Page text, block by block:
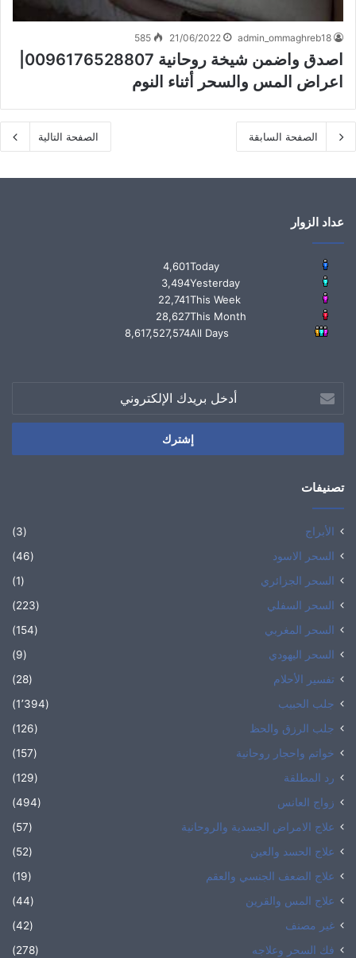
admin_ommaghreb18
21/06/2022
585
اعراض المس والسحر أثناء النوم
الصفحة السابقة الصفحة التالية
عداد الزوار
Today
4,601
Yesterday
3,494
This Week
22,741
This Month
28,627
All Days
8,617,527,574
بريدك
الإلكتروني
تصنيفات
الأبراج
(3)
السحر الاسود
(46)
السحر الجزائري
(1)
السحر السفلي
(223)
السحر المغربي
(154)
السحر اليهودي
(9)
تفسير الأحلام
(28)
جلب الحبيب
(1٬394)
جلب الرزق والحظ
(126)
خواتم واحجار روحانية
(157)
رد المطلقة
(129)
زواج العانس
(494)
علاج الامراض الجسدية والروحانية
(57)
علاج الحسد والعين
(52)
علاج الضعف الجنسي والعقم
(19)
علاج المس والقرين
(44)
غير مصنف
(42)
فك السحر وعلاجه
(278)